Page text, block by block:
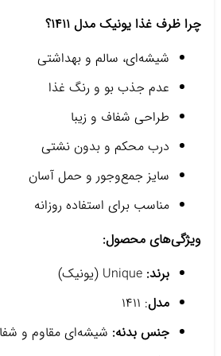
چرا ظرف غذا یونیک مدل ۱۴۱۱؟
شیشه‌ای، سالم و بهداشتی
عدم جذب بو و رنگ غذا
طراحی شفاف و زیبا
درب محکم و بدون نشتی
سایز جمع‌وجور و حمل آسان
مناسب برای استفاده روزانه
ویژگی‌های محصول:
برند: Unique (یونیک)
مدل: ۱۴۱۱
جنس بدنه: شیشه‌ای مقاوم و